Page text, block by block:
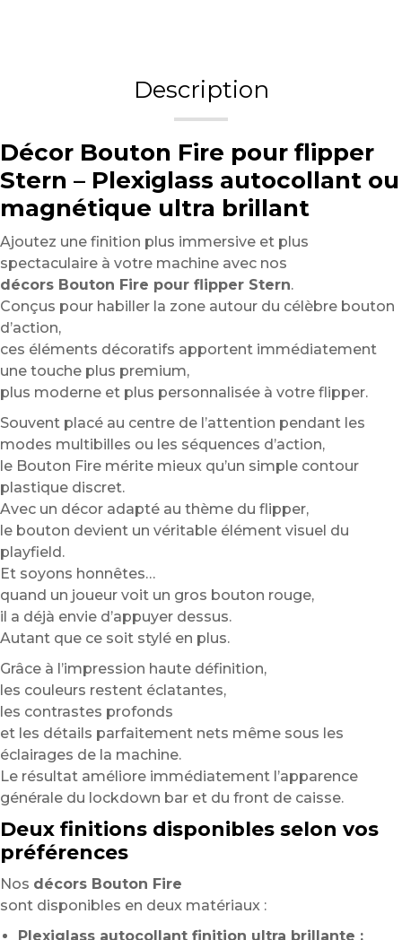
Description
Décor Bouton Fire pour flipper
Stern – Plexiglass autocollant ou
magnétique ultra brillant
Ajoutez une finition plus immersive et plus
spectaculaire à votre machine avec nos
décors Bouton Fire pour flipper Stern.
Conçus pour habiller la zone autour du célèbre bouton
d’action,
ces éléments décoratifs apportent immédiatement
une touche plus premium,
plus moderne et plus personnalisée à votre flipper.
Souvent placé au centre de l’attention pendant les
modes multibilles ou les séquences d’action,
le Bouton Fire mérite mieux qu’un simple contour
plastique discret.
Avec un décor adapté au thème du flipper,
le bouton devient un véritable élément visuel du
playfield.
Et soyons honnêtes…
quand un joueur voit un gros bouton rouge,
il a déjà envie d’appuyer dessus.
Autant que ce soit stylé en plus.
Grâce à l’impression haute définition,
les couleurs restent éclatantes,
les contrastes profonds
et les détails parfaitement nets même sous les
éclairages de la machine.
Le résultat améliore immédiatement l’apparence
générale du lockdown bar et du front de caisse.
Deux finitions disponibles selon vos
préférences
Nos décors Bouton Fire
sont disponibles en deux matériaux :
Plexiglass autocollant finition ultra brillante :